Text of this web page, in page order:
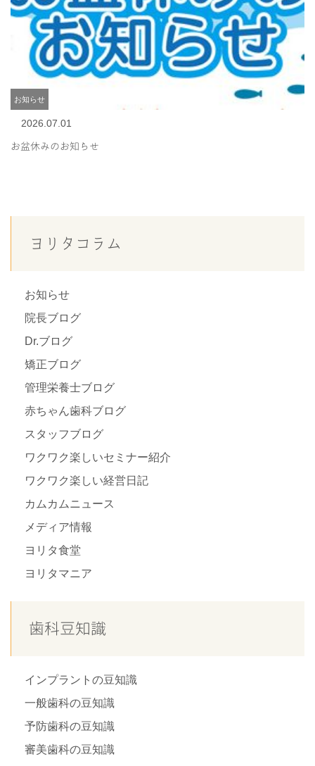
お知らせ
2026.07.01
お盆休みのお知らせ
ヨリタコラム
お知らせ
院長ブログ
Dr.ブログ
矯正ブログ
管理栄養士ブログ
赤ちゃん歯科ブログ
スタッフブログ
ワクワク楽しいセミナー紹介
ワクワク楽しい経営日記
カムカムニュース
メディア情報
ヨリタ食堂
ヨリタマニア
歯科豆知識
インプラントの豆知識
一般歯科の豆知識
予防歯科の豆知識
審美歯科の豆知識